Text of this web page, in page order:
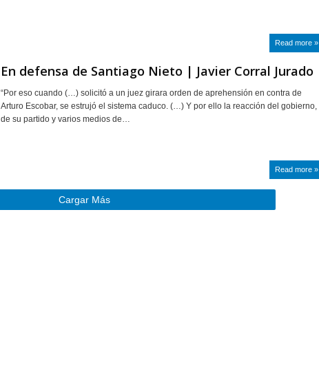
Read more »
En defensa de Santiago Nieto | Javier Corral Jurado
“Por eso cuando (…) solicitó a un juez girara orden de aprehensión en contra de
Arturo Escobar, se estrujó el sistema caduco. (…) Y por ello la reacción del gobierno,
de su partido y varios medios de…
Read more »
Cargar Más